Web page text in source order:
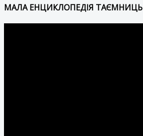
МАЛА ЕНЦИКЛОПЕДІЯ ТАЄМНИЦЬ